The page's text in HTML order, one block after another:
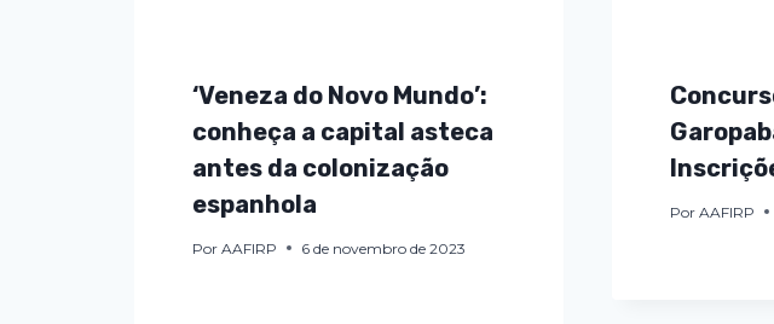
‘Veneza do Novo Mundo’:
conheça a capital asteca
antes da colonização
espanhola
Por AAFIRP 6 de novembro de 2023
Por AAFIRP